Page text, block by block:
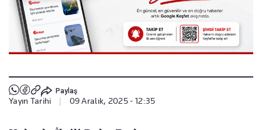
Paylaş
Yayın Tarihi 09 Aralık, 2025 - 12:35